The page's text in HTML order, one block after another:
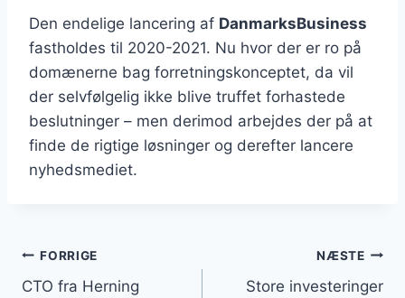
Den endelige lancering af DanmarksBusiness
fastholdes til 2020-2021. Nu hvor der er ro på
domænerne bag forretningskonceptet, da vil
der selvfølgelig ikke blive truffet forhastede
beslutninger – men derimod arbejdes der på at
finde de rigtige løsninger og derefter lancere
nyhedsmediet.
Indlægsnavigation
FORRIGE
CTO fra Herning
NÆSTE
Store investeringer